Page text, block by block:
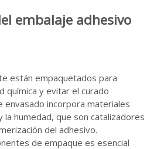
embalaje adhesivo
están empaquetados para
química y evitar el curado
envasado incorpora materiales
la humedad, que son catalizadores
del adhesivo.
de empaque es esencial